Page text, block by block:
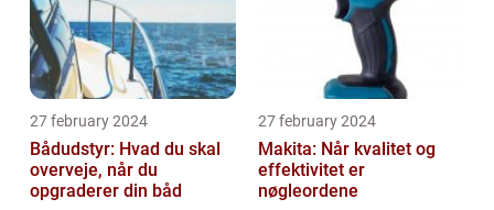
27 february 2024
Bådudstyr: Hvad du skal
overveje, når du
opgraderer din båd
27 february 2024
Makita: Når kvalitet og
effektivitet er
nøgleordene